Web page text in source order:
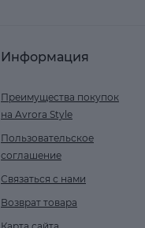
Информация
Преимущества покупок
на Avrora Style
Пользовательское
соглашение
Связаться с нами
Возврат товара